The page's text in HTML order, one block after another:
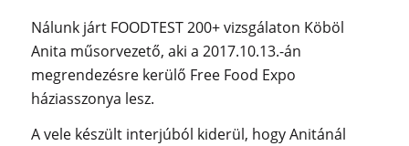
Nálunk járt FOODTEST 200+ vizsgálaton Köböl
Anita műsorvezető, aki a 2017.10.13.-án
megrendezésre kerülő Free Food Expo
háziasszonya lesz.
A vele készült interjúból kiderül, hogy Anitánál